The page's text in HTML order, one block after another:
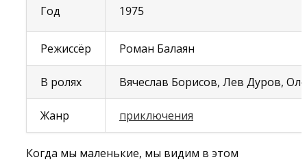
Год 1975
Режиссёр Роман Балаян
В ролях Вячеслав Борисов, Лев Дуров,
Жанр приключения
Когда мы маленькие, мы видим в этом